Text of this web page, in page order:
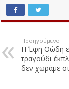
Προηγούμενο
Η Έφη Θώδη
τραγούδι
δεν χωράμε